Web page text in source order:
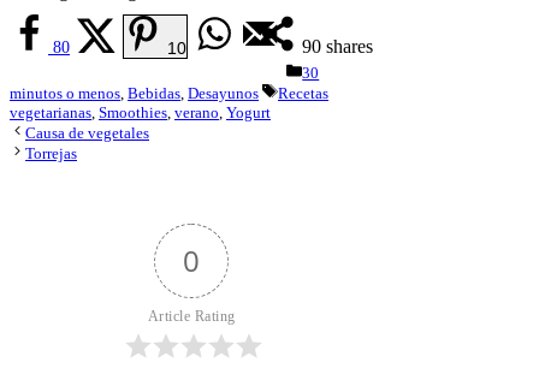
90 shares
80 10
Categorías
30
minutos o menos, Bebidas, Desayunos Etiquetas
Recetas
vegetarianas, Smoothies, verano, Yogurt
Causa de vegetales
Torrejas
0
Article Rating